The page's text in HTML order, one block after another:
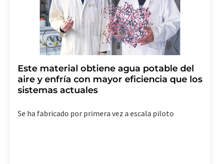
Este material obtiene agua potable del
aire y enfría con mayor eficiencia que los
sistemas actuales
Se ha fabricado por primera vez a escala piloto